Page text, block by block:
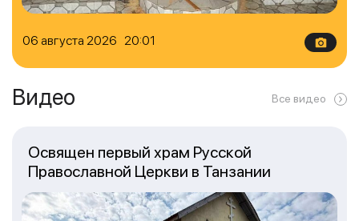
06 августа 2026 20:01
Видео Все видео
Освящен первый храм Русской
Православной Церкви в Танзании